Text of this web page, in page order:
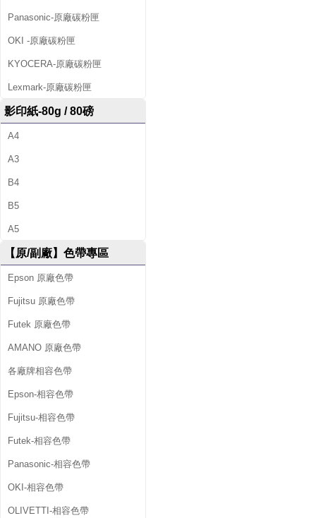
Panasonic-原廠碳粉匣
OKI -原廠碳粉匣
KYOCERA-原廠碳粉匣
Lexmark-原廠碳粉匣
影印紙-80g / 80磅
A4
A3
B4
B5
A5
【原/副廠】色帶專區
Epson 原廠色帶
Fujitsu 原廠色帶
Futek 原廠色帶
AMANO 原廠色帶
各廠牌相容色帶
Epson-相容色帶
Fujitsu-相容色帶
Futek-相容色帶
Panasonic-相容色帶
OKI-相容色帶
OLIVETTI-相容色帶